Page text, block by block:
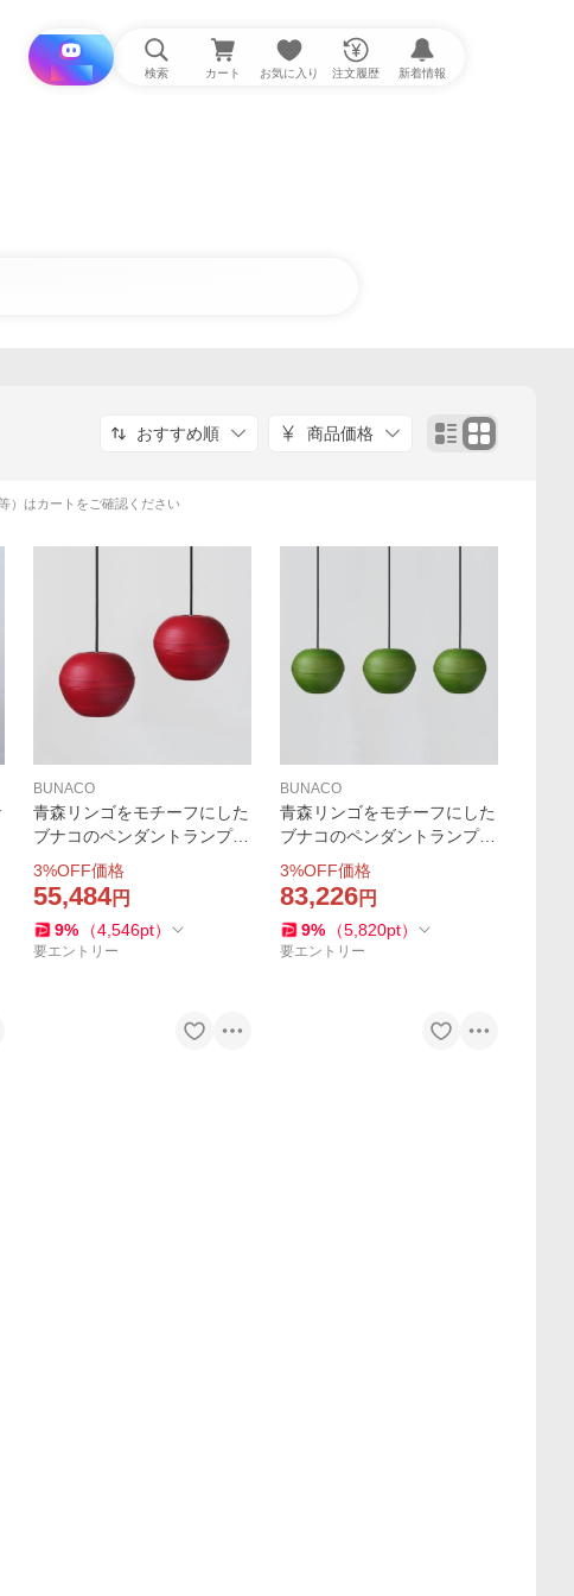
i と探す 検索 カート お気に入り 注文履歴 新着情報
おすすめ順 商品価格
）はカートをご確認ください
BUNACO
青森リンゴをモチーフにした
ブナコのペンダントランプ2
個セット 色は林檎の赤と緑
可愛らしい球型のフォルム
送料無料 3%OFF BUNACO
BL-P1935/P1938
3%OFF価格
55,484円
9% （4,546pt）
要エントリー
BUNACO
青森リンゴをモチーフにした
ブナコのペンダントランプ3
個セット 色は林檎の赤と緑
可愛らしい球型のフォルム
送料無料 3%OFF BUNACO
BL-P1936/P1939
3%OFF価格
83,226円
9% （5,820pt）
要エントリー